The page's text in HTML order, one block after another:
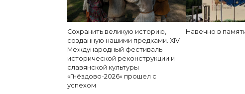
Сохранить великую историю,
созданную нашими предками. XIV
Международный фестиваль
исторической реконструкции и
славянской культуры
«Гнёздово-2026» прошел с
успехом
Навечно в